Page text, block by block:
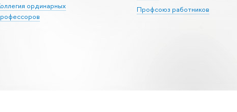
ординарных
Профсоюз работников